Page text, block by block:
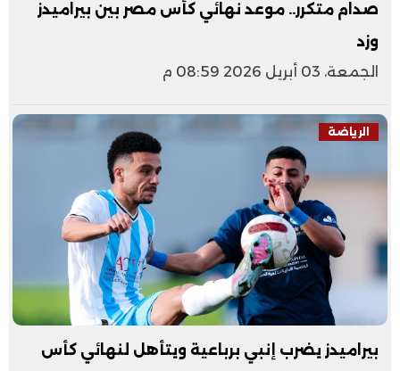
صدام متكرر.. موعد نهائي كأس مصر بين بيراميدز
وزد
الجمعة، 03 أبريل 2026 08:59 م
الرياضة
بيراميدز يضرب إنبي برباعية ويتأهل لنهائي كأس